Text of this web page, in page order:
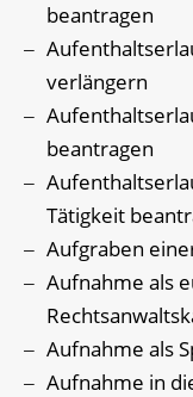
beantragen
verlängern
beantragen
Tätigkeit
Aufgraben
Aufnahme als
Aufnahme als
Aufnahme in